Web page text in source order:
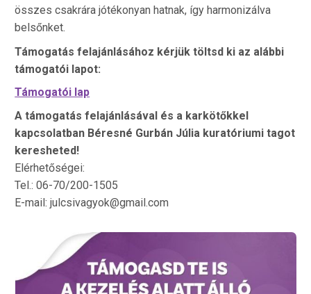
összes csakrára jótékonyan hatnak, így harmonizálva
belsőnket.
Támogatás felajánlásához kérjük töltsd ki az alábbi
támogatói lapot:
Támogatói lap
A támogatás felajánlásával és a karkötőkkel
kapcsolatban Béresné Gurbán Júlia kuratóriumi tagot
keresheted!
Elérhetőségei:
Tel.: 06-70/200-1505
E-mail: julcsivagyok@gmail.com